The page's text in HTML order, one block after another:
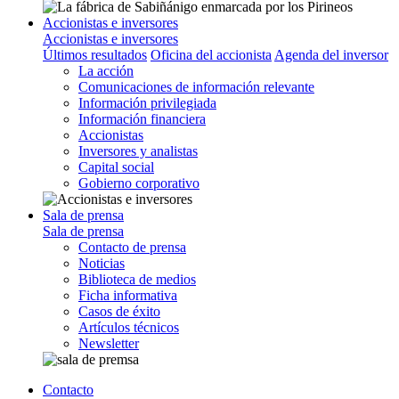
Accionistas e inversores
Accionistas e inversores
Últimos resultados Oficina del accionista Agenda del inversor
La acción
Comunicaciones de información relevante
Información privilegiada
Información financiera
Accionistas
Inversores y analistas
Capital social
Gobierno corporativo
Sala de prensa
Sala de prensa
Contacto de prensa
Noticias
Biblioteca de medios
Ficha informativa
Casos de éxito
Artículos técnicos
Newsletter
Contacto